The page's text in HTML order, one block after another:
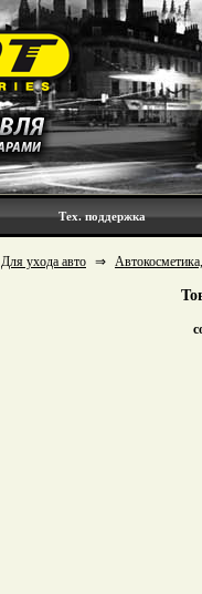
Тех. поддержка
Для ухода авто ⇒